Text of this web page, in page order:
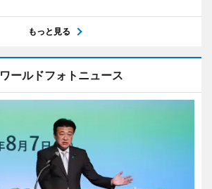
もっと見る
ワールドフォトニュース